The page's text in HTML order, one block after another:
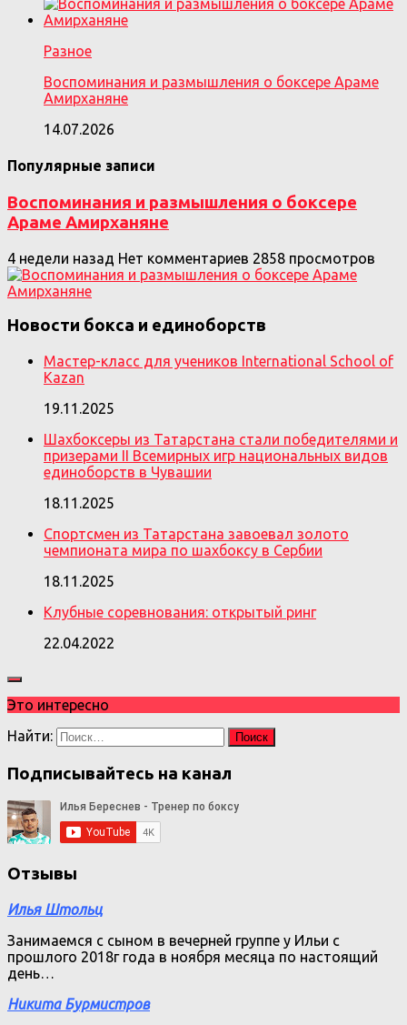
Разное
Воспоминания и размышления о боксере Араме
Амирханяне
14.07.2026
Популярные записи
Воспоминания и размышления о боксере
Араме Амирханяне
4 недели назад Нет комментариев 2858 просмотров
Новости бокса и единоборств
Мастер-класс для учеников International School of
Kazan
19.11.2025
Шахбоксеры из Татарстана стали победителями и
призерами II Всемирных игр национальных видов
единоборств в Чувашии
18.11.2025
Спортсмен из Татарстана завоевал золото
чемпионата мира по шахбоксу в Сербии
18.11.2025
Клубные соревнования: открытый ринг
22.04.2022
Это интересно
Найти:
Подписывайтесь на канал
Отзывы
Илья Штольц
Занимаемся с сыном в вечерней группе у Ильи с
прошлого 2018г года в ноября месяца по настоящий
день…
Никита Бурмистров